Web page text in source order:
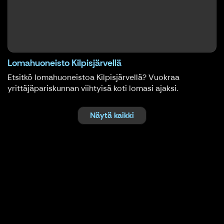
Lomahuoneisto Kilpisjärvellä
Etsitkö lomahuoneistoa Kilpisjärvellä? Vuokraa
yrittäjäpariskunnan viihtyisä koti lomasi ajaksi.
Näytä kaikki